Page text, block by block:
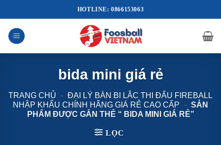
qua
nội
dung
HOTLINE: 0866153063
bida mini giá rẻ
TRANG CHỦ - ĐẠI LÝ BÀN BI LẮC THI ĐẤU FIREBALL
NHẬP KHẨU CHÍNH HÃNG GIÁ RẺ CAO CẤP
- SẢN
PHẨM ĐƯỢC GẮN THẺ “ BIDA MINI GIÁ RẺ”
LỌC